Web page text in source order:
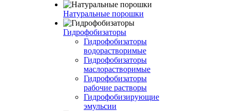
Натуральные порошки
Гидрофобизаторы
Гидрофобизаторы
водорастворимые
Гидрофобизаторы
маслорастворимые
Гидрофобизаторы
рабочие растворы
Гидрофобизирующие
эмульсии